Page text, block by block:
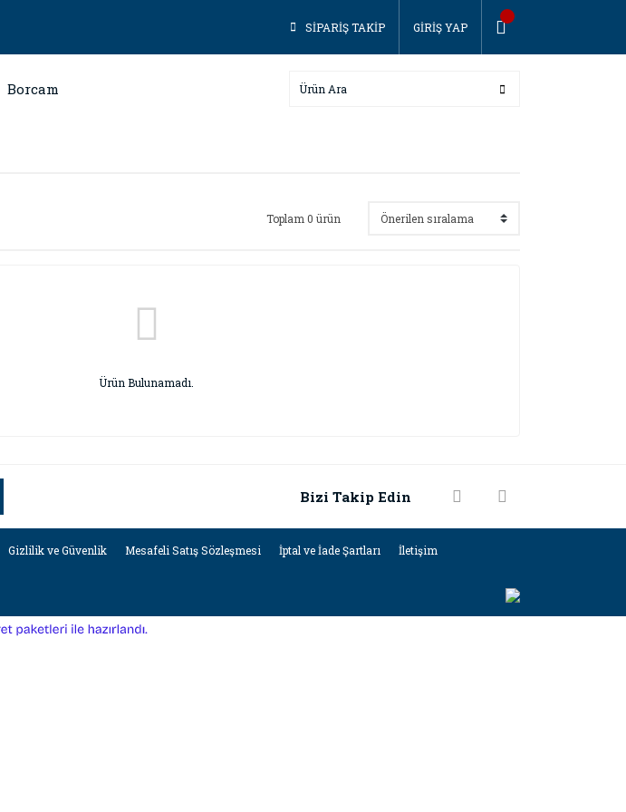
SİPARİŞ TAKİP GİRİŞ YAP
Borcam
Toplam 0 ürün
Ürün Bulunamadı.
Bizi Takip Edin
Gizlilik ve Güvenlik Mesafeli Satış Sözleşmesi İptal ve İade Şartları İletişim
e-